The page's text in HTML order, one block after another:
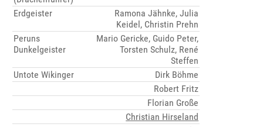
Erdgeister
Ramona Jähnke, Julia
Keidel, Christin Prehn
Peruns
Dunkelgeister
Mario Gericke, Guido Peter,
Torsten Schulz, René
Steffen
Untote Wikinger
Dirk Böhme
Robert Fritz
Florian Große
Christian Hirseland